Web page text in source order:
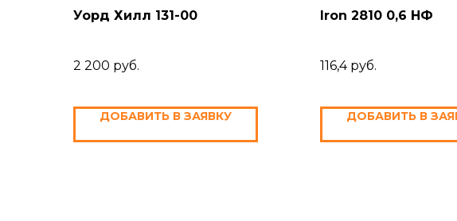
Уорд Хилл 131-00
2 200 руб.
ДОБАВИТЬ В ЗАЯВКУ
Iron 2810 0,6 НФ
116,4 руб.
ДОБАВИТЬ В